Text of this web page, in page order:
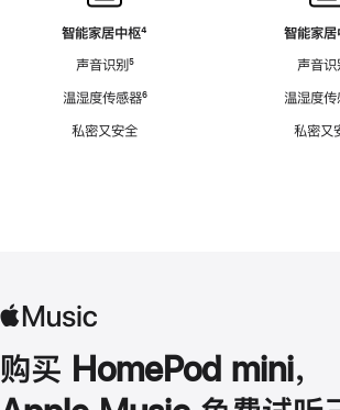
智能家居中枢脚
⁴
声音识别脚
⁵
温湿度传感器脚
⁶
私密又安全
智能家居
声音识
温湿度传
私密又
购买 HomePod mini，